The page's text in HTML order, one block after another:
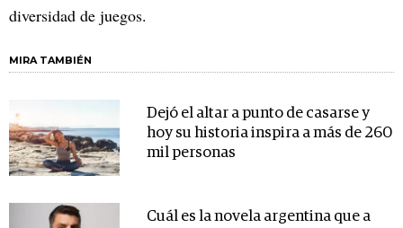
diversidad de juegos.
MIRA TAMBIÉN
Dejó el altar a punto de casarse y
hoy su historia inspira a más de 260
mil personas
Cuál es la novela argentina que a